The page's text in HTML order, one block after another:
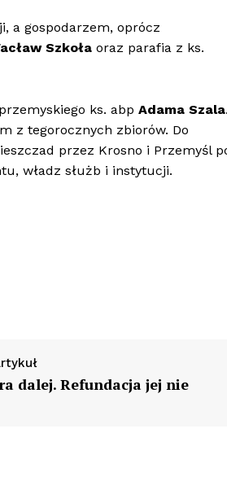
a gospodarzem, oprócz
Szkoła oraz parafia z ks.
ks. abp Adama Szala.
z tegorocznych zbiorów. Do
przez Krosno i Przemyśl
władz służb i instytucji.
dalej. Refundacja jej nie